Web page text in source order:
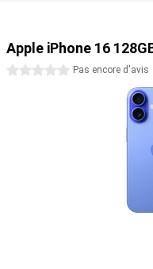
La série iPhone 16 est
un système d'intelligence
ne les partageant jamais
génératifs pour
même des émoticônes,
trouver des photos et à
qu'auparavant et comprend
Apple Intelligence vous aide
Intelligence fonctionne avec
rend votre vie numérique
Apple iPhone 16
0 étoilesPas encore d'avis